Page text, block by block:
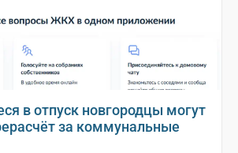
в отпуск новгородцы могут
за коммунальные